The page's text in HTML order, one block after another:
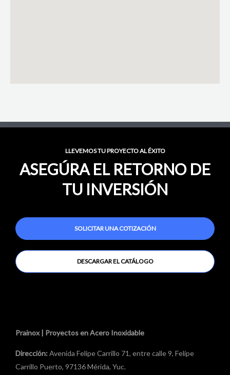
LLEVEMOS TU PROYECTO AL ÉXITO
ASEGÚRA EL RETORNO DE
TU INVERSIÓN
SOLICITAR UNA COTIZACIÓN
DESCARGAR EL CATÁLOGO
Prainox | Proyectos en Acero Inoxidable
Dirección: Avenida Felipe Carrillo 71, entre calle 9, Felipe
Carrillo Puerto, 97136 Mérida, Yuc.